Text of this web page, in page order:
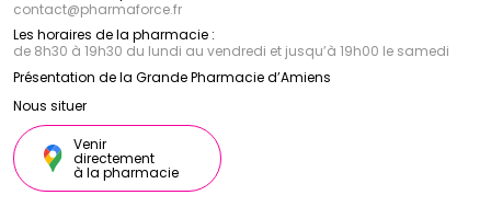
contact@pharmaforce.fr
Les horaires de la pharmacie :
de 8h30 à 19h30 du lundi au vendredi et jusqu’à 19h00 le samedi
Présentation de la Grande Pharmacie d’Amiens
Nous situer
Venir
directement
à la pharmacie